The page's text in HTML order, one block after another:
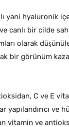
yani hyaluronik
canlı bir cilde
olarak
bir görünüm
C ve E
yapılandırıcı ve
vitamin ve